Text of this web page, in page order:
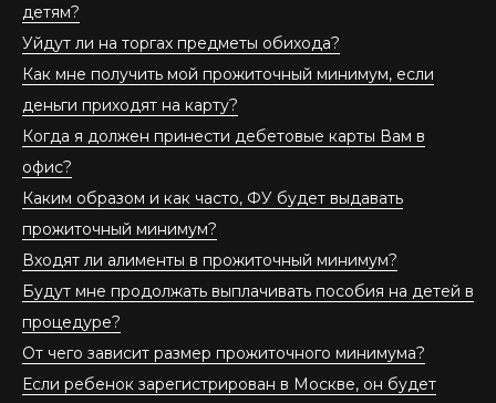
детям?
Уйдут ли на торгах предметы обихода?
Как мне получить мой прожиточный минимум, если
деньги приходят на карту?
Когда я должен принести дебетовые карты Вам в
офис?
Каким образом и как часто, ФУ будет выдавать
прожиточный минимум?
Входят ли алименты в прожиточный минимум?
Будут мне продолжать выплачивать пособия на детей в
процедуре?
От чего зависит размер прожиточного минимума?
Если ребенок зарегистрирован в Москве, он будет